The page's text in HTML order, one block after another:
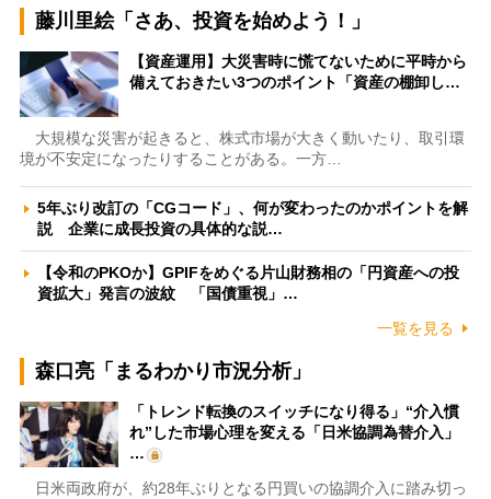
藤川里絵「さあ、投資を始めよう！」
【資産運用】大災害時に慌てないために平時から
備えておきたい3つのポイント「資産の棚卸し…
大規模な災害が起きると、株式市場が大きく動いたり、取引環
境が不安定になったりすることがある。一方…
5年ぶり改訂の「CGコード」、何が変わったのかポイントを解
説 企業に成長投資の具体的な説…
【令和のPKOか】GPIFをめぐる片山財務相の「円資産への投
資拡大」発言の波紋 「国債重視」…
一覧を見る
森口亮「まるわかり市況分析」
「トレンド転換のスイッチになり得る」“介入慣
れ”した市場心理を変える「日米協調為替介入」
…
日米両政府が、約28年ぶりとなる円買いの協調介入に踏み切っ